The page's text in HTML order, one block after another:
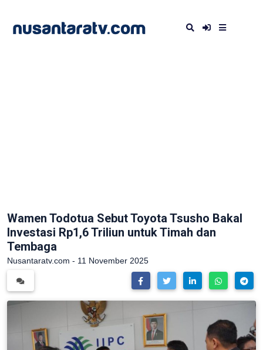
Wamen Todotua Sebut Toyota Tsusho Bakal
Investasi Rp1,6 Triliun untuk Timah dan
Tembaga
Nusantaratv.com - 11 November 2025